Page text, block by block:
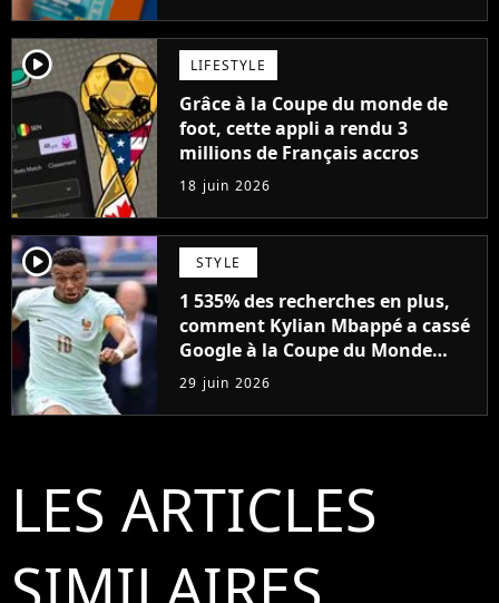
player2 LIFESTYLE
Grâce à la Coupe du monde de
foot, cette appli a rendu 3
millions de Français accros
18 juin 2026
player2 STYLE
1 535% des recherches en plus,
comment Kylian Mbappé a cassé
Google à la Coupe du Monde
2026
29 juin 2026
LES ARTICLES